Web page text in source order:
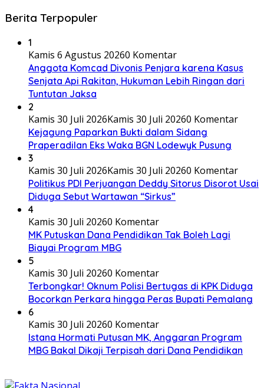
Berita Terpopuler
1
Kamis 6 Agustus 20260 Komentar
Anggota Komcad Divonis Penjara karena Kasus
Senjata Api Rakitan, Hukuman Lebih Ringan dari
Tuntutan Jaksa
2
Kamis 30 Juli 2026Kamis 30 Juli 20260 Komentar
Kejagung Paparkan Bukti dalam Sidang
Praperadilan Eks Waka BGN Lodewyk Pusung
3
Kamis 30 Juli 2026Kamis 30 Juli 20260 Komentar
Politikus PDI Perjuangan Deddy Sitorus Disorot Usai
Diduga Sebut Wartawan “Sirkus”
4
Kamis 30 Juli 20260 Komentar
MK Putuskan Dana Pendidikan Tak Boleh Lagi
Biayai Program MBG
5
Kamis 30 Juli 20260 Komentar
Terbongkar! Oknum Polisi Bertugas di KPK Diduga
Bocorkan Perkara hingga Peras Bupati Pemalang
6
Kamis 30 Juli 20260 Komentar
Istana Hormati Putusan MK, Anggaran Program
MBG Bakal Dikaji Terpisah dari Dana Pendidikan